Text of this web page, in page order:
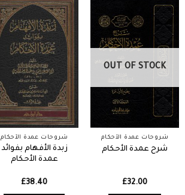
شروحات عمدة الأحكام
زبدة الأفهام بفوائد
عمدة الأحكام
£38.40
OUT OF STOCK
شروحات عمدة الأحكام
شرح عمدة الأحكام
£32.00